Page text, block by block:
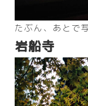
たぶん、あとで
岩船寺